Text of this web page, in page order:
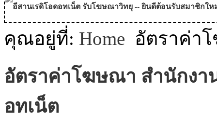
อีสานเรดิโอดอทเน็ต รับโฆษณาวิทยุ -- ยินดีต้อนรับสมาชิกใหม่
MODULE SBAHJAOUI WEATHER
MODULE SBAHJAOUI MEMORY GAME
MODULE SBAHJAOUI ACCORDION MENU
คุณอยู่ที่: Home อัตราค่า
อัตราค่าโฆษณา สำนักงา
อทเน็ต